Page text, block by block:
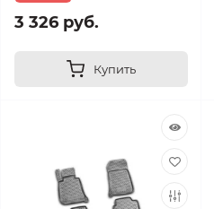
3 326 руб.
Купить